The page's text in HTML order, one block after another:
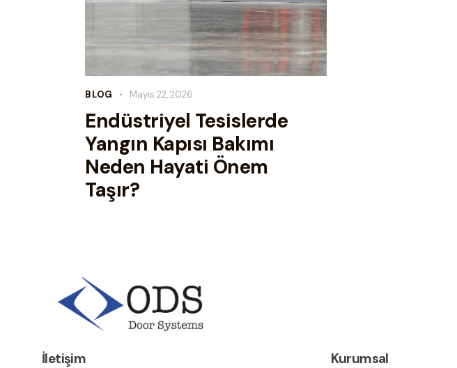
BLOG Mayıs 22, 2026
Endüstriyel Tesislerde
Yangın Kapısı Bakımı
Neden Hayati Önem
Taşır?
İletişim Kurumsal